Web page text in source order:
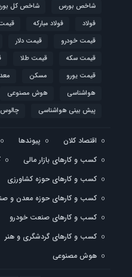
شاخص بورس
شاخص کل
فولاد
فولاد مبارکه قیمت
قیمت خودرو
قیمت دلار
قیمت سکه
قیمت طلا
قیمت یورو
مسکن
هواشناسی
هوش مصنوعی
پیش بینی هواشناسی
چالوس
اقتصاد کلان پیوندها
کسب و کارهای بازار مالی
کسب و کارهای حوزه کشاورزی
کسب و کارهای حوزه معدن و
کسب و کارهای صنعت خودرو
کسب و کارهای گردشگری و هنر
هوش مصنوعی